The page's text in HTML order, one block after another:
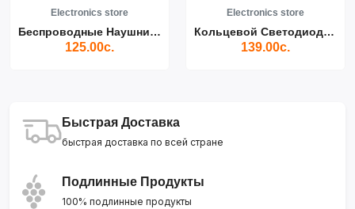
Electronics store
Беспроводные Наушники Air...
125.00с.
Electronics store
Кольцевой Светодиодный Св...
139.00с.
Быстрая Доставка
быстрая доставка по всей стране
Подлинные Продукты
100% подлинные продукты